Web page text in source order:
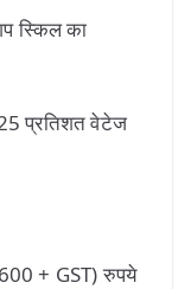
स्किल का
प्रतिशत वेटेज
+ GST) रुपये